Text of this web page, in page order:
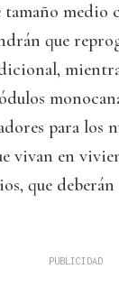
tamaño medio
que
para los
vivan en
que